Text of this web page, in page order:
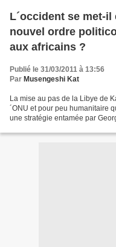
L´occident se met-
nouvel ordre
aux africains ?
Publié le 31/03/2011 à 13:56
Par Musengeshi Kat
La mise au pas de la Libye de
´ONU et pour peu humanitaire
une stratégie entamée par